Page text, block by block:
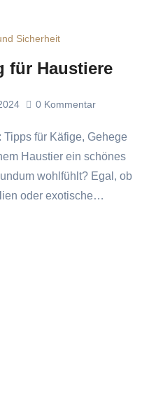
Sicherheit
für Haustiere
0 Kommentar
Haustier ein schönes
wohlfühlt? Egal, ob
oder exotische…